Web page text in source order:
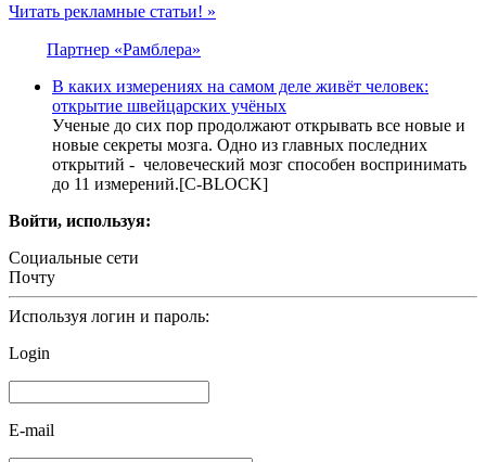
Читать рекламные статьи! »
Партнер «Рамблера»
В каких измерениях на самом деле живёт человек:
открытие швейцарских учёных
Ученые до сих пор продолжают открывать все новые и
новые секреты мозга. Одно из главных последних
открытий - человеческий мозг способен воспринимать
до 11 измерений.[С-BLOCK]
Войти, используя:
Социальные сети
Почту
Используя логин и пароль:
Login
E-mail